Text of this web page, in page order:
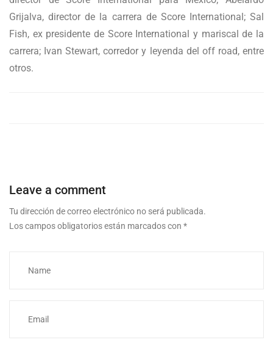
Grijalva, director de la carrera de Score International; Sal
Fish, ex presidente de Score International y mariscal de la
carrera; Ivan Stewart, corredor y leyenda del off road, entre
otros.
Leave a comment
Tu dirección de correo electrónico no será publicada.
Los campos obligatorios están marcados con *